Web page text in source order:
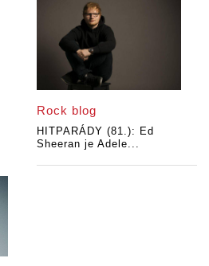
Rock blog
HITPARÁDY (81.): Ed
Sheeran je Adele...